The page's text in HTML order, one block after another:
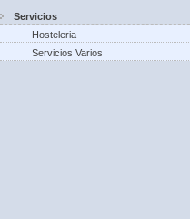
Servicios
Hosteleria
Servicios Varios